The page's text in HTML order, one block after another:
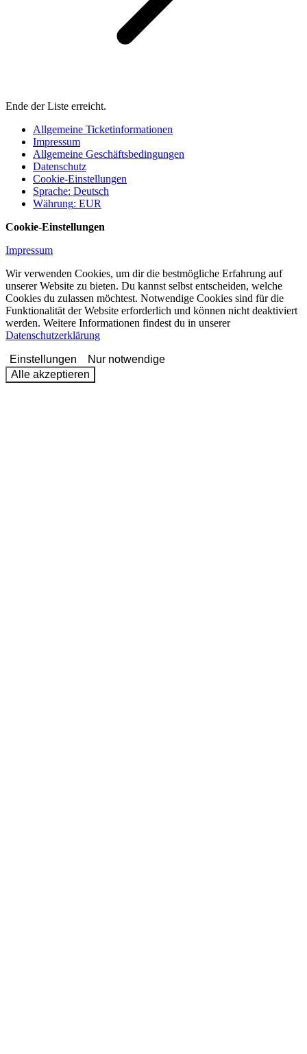
Ende der Liste erreicht.
Allgemeine Ticketinformationen
Impressum
Allgemeine Geschäftsbedingungen
Datenschutz
Cookie-Einstellungen
Sprache: Deutsch
Währung: EUR
Cookie-Einstellungen
Impressum
Wir verwenden Cookies, um dir die bestmögliche Erfahrung auf
unserer Website zu bieten. Du kannst selbst entscheiden, welche
Cookies du zulassen möchtest. Notwendige Cookies sind für die
Funktionalität der Website erforderlich und können nicht deaktiviert
werden. Weitere Informationen findest du in unserer
Datenschutzerklärung
Einstellungen
Nur notwendige
Alle akzeptieren